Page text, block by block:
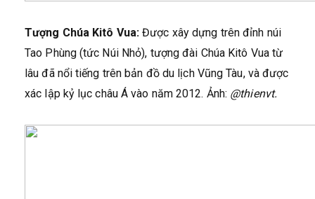
Tượng Chúa Kitô Vua:Được xây dựng trên đỉnh núi
Tao Phùng (tức Núi Nhỏ), tượng đài Chúa Kitô Vua từ
lâu đã nổi tiếng trên bản đồ du lịch Vũng Tàu, và được
xác lập kỷ lục châu Á vào năm 2012. Ảnh: @thienvt.